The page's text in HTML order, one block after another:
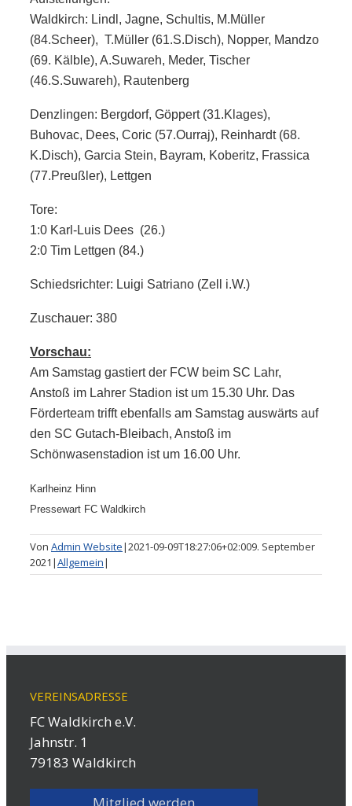
Waldkirch: Lindl, Jagne, Schultis, M.Müller
(84.Scheer), T.Müller (61.S.Disch), Nopper, Mandzo
(69. Kälble), A.Suwareh, Meder, Tischer
(46.S.Suwareh), Rautenberg
Denzlingen: Bergdorf, Göppert (31.Klages),
Buhovac, Dees, Coric (57.Ourraj), Reinhardt (68.
K.Disch), Garcia Stein, Bayram, Koberitz, Frassica
(77.Preußler), Lettgen
Tore:
1:0 Karl-Luis Dees (26.)
2:0 Tim Lettgen (84.)
Schiedsrichter: Luigi Satriano (Zell i.W.)
Zuschauer: 380
Vorschau:
Am Samstag gastiert der FCW beim SC Lahr,
Anstoß im Lahrer Stadion ist um 15.30 Uhr. Das
Förderteam trifft ebenfalls am Samstag auswärts auf
den SC Gutach-Bleibach, Anstoß im
Schönwasenstadion ist um 16.00 Uhr.
Karlheinz Hinn
Pressewart FC Waldkirch
Von Admin Website|2021-09-09T18:27:06+02:009. September
2021 |Allgemein|
VEREINSADRESSE
FC Waldkirch e.V.
Jahnstr. 1
79183 Waldkirch